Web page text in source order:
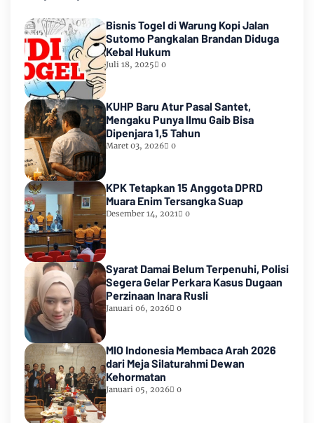
Bisnis Togel di Warung Kopi Jalan
Sutomo Pangkalan Brandan Diduga
Kebal Hukum
Juli 18, 2025 0
KUHP Baru Atur Pasal Santet,
Mengaku Punya Ilmu Gaib Bisa
Dipenjara 1,5 Tahun
Maret 03, 2026 0
KPK Tetapkan 15 Anggota DPRD
Muara Enim Tersangka Suap
Desember 14, 2021 0
Syarat Damai Belum Terpenuhi, Polisi
Segera Gelar Perkara Kasus Dugaan
Perzinaan Inara Rusli
Januari 06, 2026 0
MIO Indonesia Membaca Arah 2026
dari Meja Silaturahmi Dewan
Kehormatan
Januari 05, 2026 0